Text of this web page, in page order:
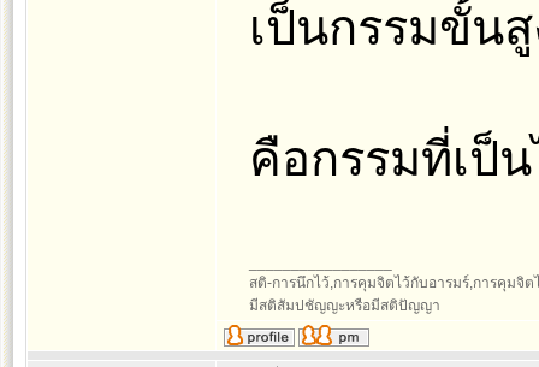
เป็นกรรมขั้น
คือกรรมที่เป็
สติ-การนึกไว้,การคุมจิตไว้กับอารมร์,การคุมจิ
มีสติสัมปชัญญะหรือมีสติปัญญา